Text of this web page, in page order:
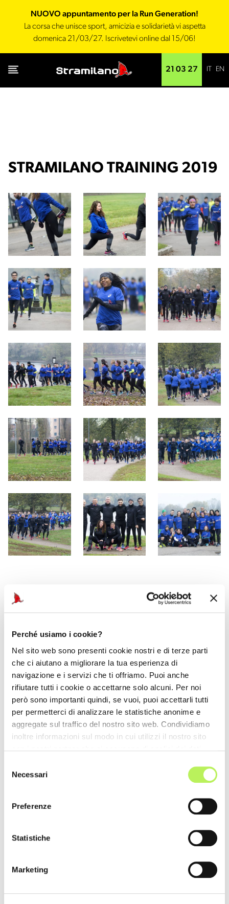
Perché usiamo i cookie?
Nel sito web sono presenti cookie nostri e di terze parti
che ci aiutano a migliorare la tua esperienza di
navigazione e i servizi che ti offriamo. Puoi anche
rifiutare tutti i cookie o accettarne solo alcuni. Per noi
però sono importanti quindi, se vuoi, puoi accettarli tutti
per permetterci di analizzare le statistiche anonime e
aggregate sul traffico del nostro sito web. Condividiamo
inoltre informazioni sul modo in cui utilizzi il nostro sito
combinarle con altre informazioni che hai fornito loro o
delNecessari
Preferenze
Statistiche
Marketing
NUOVO appuntamento per la Run Generation!
La corsa che unisce sport, amicizia e solidarietà vi aspetta
domenica 21/03/27. Iscrivetevi online dal 15/06!
21 03 27 EN
STRAMILANO TRAINING 2019
Auto ufficiale